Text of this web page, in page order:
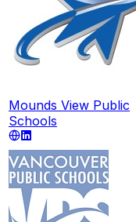
Mounds View Public
Schools